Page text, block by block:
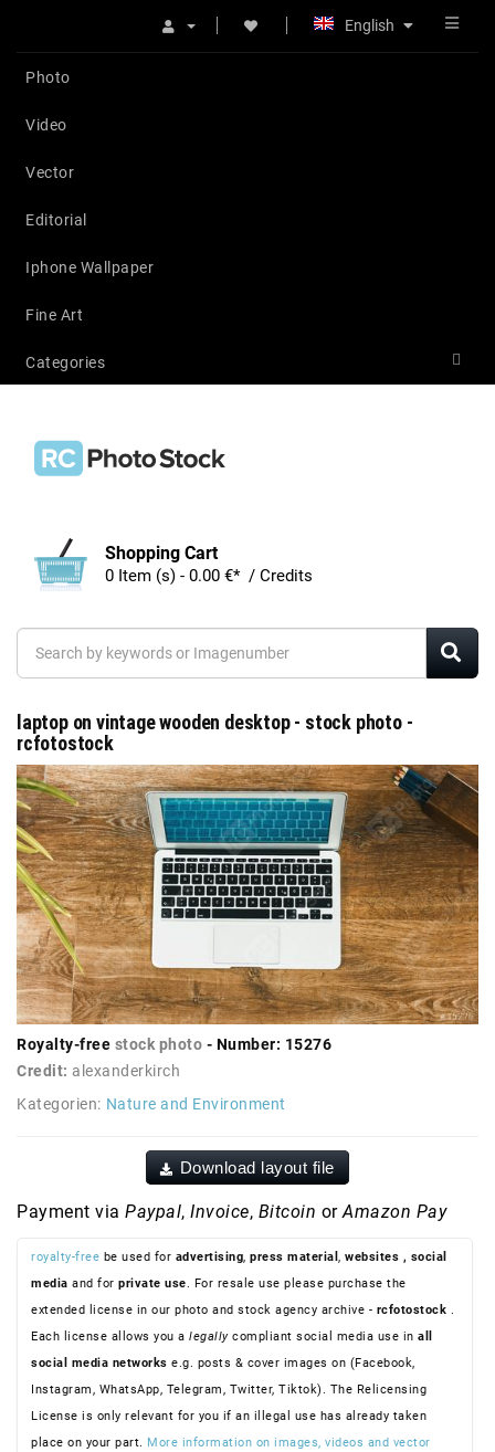
English
Photo
Video
Vector
Editorial
Iphone Wallpaper
Fine Art
Categories
Shopping Cart
0 Item (s) - 0.00 €* / Credits
laptop on vintage wooden desktop - stock photo -
rcfotostock
Royalty-free stock photo - Number: 15276
Credit: alexanderkirch
Kategorien: Nature and Environment
Download layout file
Payment via Paypal, Invoice, Bitcoin orAmazon Pay
royalty-free be used for advertising, press material , websites , social
media and for private use. For resale use please purchase the
extended license in our photo and stock agency archive - rcfotostock .
Each license allows you a legallycompliant social media use in all
social media networks e.g. posts & cover images on (Facebook,
Instagram, WhatsApp, Telegram, Twitter, Tiktok). The Relicensing
License is only relevant for you if an illegal use has already taken
place on your part. More information on images, videos and vector